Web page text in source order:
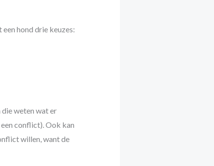
hond drie keuzes:
die weten wat er
conflict). Ook kan
willen, want de